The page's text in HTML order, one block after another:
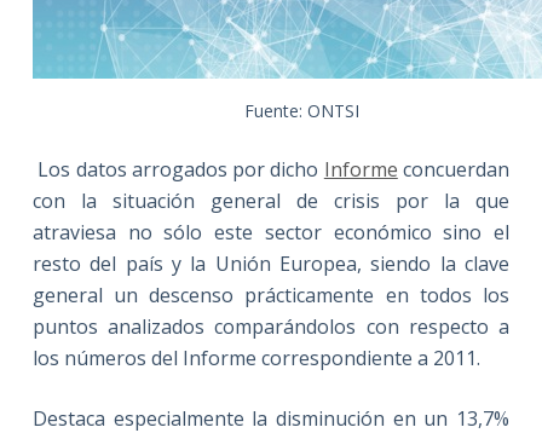
Fuente: ONTSI
Los datos arrogados por dicho Informe concuerdan
con la situación general de crisis por la que
atraviesa no sólo este sector económico sino el
resto del país y la Unión Europea, siendo la clave
general un descenso prácticamente en todos los
puntos analizados comparándolos con respecto a
los números del Informe correspondiente a 2011.
Destaca especialmente la disminución en un 13,7%